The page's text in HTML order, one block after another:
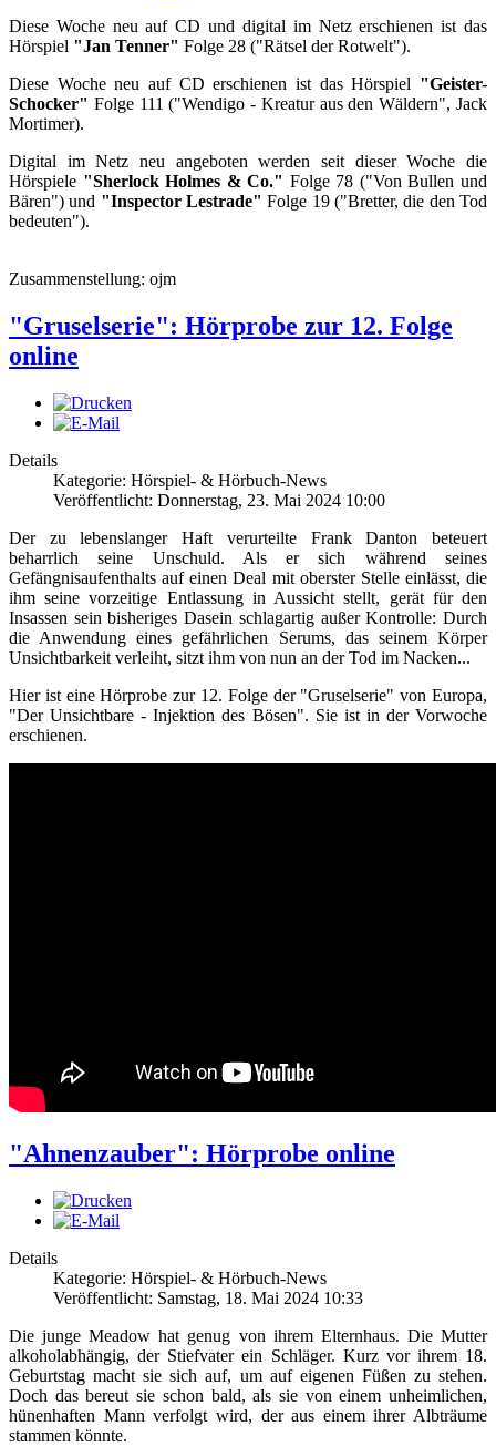
Diese Woche neu auf CD und digital im Netz erschienen ist das
Hörspiel "Jan Tenner" Folge 28 ("Rätsel der Rotwelt").
Diese Woche neu auf CD erschienen ist das Hörspiel "Geister-
Schocker" Folge 111 ("Wendigo - Kreatur aus den Wäldern", Jack
Mortimer).
Digital im Netz neu angeboten werden seit dieser Woche die
Hörspiele "Sherlock Holmes & Co." Folge 78 ("Von Bullen und
Bären") und "Inspector Lestrade" Folge 19 ("Bretter, die den Tod
bedeuten").
Zusammenstellung: ojm
"Gruselserie": Hörprobe zur 12. Folge
online
Details
Kategorie: Hörspiel- & Hörbuch-News
Veröffentlicht: Donnerstag, 23. Mai 2024 10:00
Der zu lebenslanger Haft verurteilte Frank Danton beteuert
beharrlich seine Unschuld. Als er sich während seines
Gefängnisaufenthalts auf einen Deal mit oberster Stelle einlässt, die
ihm seine vorzeitige Entlassung in Aussicht stellt, gerät für den
Insassen sein bisheriges Dasein schlagartig außer Kontrolle: Durch
die Anwendung eines gefährlichen Serums, das seinem Körper
Unsichtbarkeit verleiht, sitzt ihm von nun an der Tod im Nacken...
Hier ist eine Hörprobe zur 12. Folge der "Gruselserie" von Europa,
"Der Unsichtbare - Injektion des Bösen". Sie ist in der Vorwoche
erschienen.
"Ahnenzauber": Hörprobe online
Details
Kategorie: Hörspiel- & Hörbuch-News
Veröffentlicht: Samstag, 18. Mai 2024 10:33
Die junge Meadow hat genug von ihrem Elternhaus. Die Mutter
alkoholabhängig, der Stiefvater ein Schläger. Kurz vor ihrem 18.
Geburtstag macht sie sich auf, um auf eigenen Füßen zu stehen.
Doch das bereut sie schon bald, als sie von einem unheimlichen,
hünenhaften Mann verfolgt wird, der aus einem ihrer Albträume
stammen könnte.